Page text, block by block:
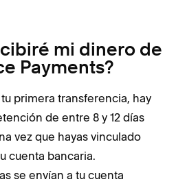
mi dinero de
Payments?
primera transferencia, hay
de entre 8 y 12 días
vez que hayas vinculado
cuenta bancaria.
se envían a tu cuenta